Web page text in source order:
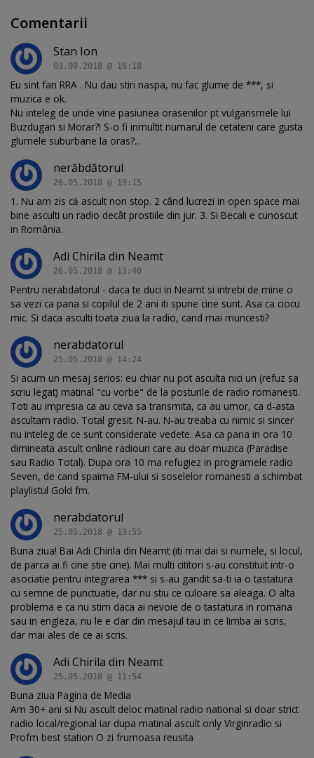
Comentarii
Stan Ion
03.09.2018 @ 16:18
Eu sint fan RRA . Nu dau stiri naspa, nu fac glume de ***, si
muzica e ok.
Nu inteleg de unde vine pasiunea orasenilor pt vulgarismele lui
Buzdugan si Morar?! S-o fi inmultit numarul de cetateni care gusta
glumele suburbane la oras?...
nerăbdătorul
26.05.2018 @ 19:15
1. Nu am zis că ascult non stop. 2 când lucrezi in open space mai
bine asculti un radio decât prostiile din jur. 3. Si Becali e cunoscut
in România.
Adi Chirila din Neamt
26.05.2018 @ 13:40
Pentru nerabdatorul - daca te duci in Neamt si intrebi de mine o
sa vezi ca pana si copilul de 2 ani iti spune cine sunt. Asa ca ciocu
mic. Si daca asculti toata ziua la radio, cand mai muncesti?
nerabdatorul
25.05.2018 @ 14:24
Si acum un mesaj serios: eu chiar nu pot asculta nici un (refuz sa
scriu legat) matinal "cu vorbe" de la posturile de radio romanesti.
Toti au impresia ca au ceva sa transmita, ca au umor, ca d-asta
ascultam radio. Total gresit. N-au. N-au treaba cu nimic si sincer
nu inteleg de ce sunt considerate vedete. Asa ca pana in ora 10
dimineata ascult online radiouri care au doar muzica (Paradise
sau Radio Total). Dupa ora 10 ma refugiez in programele radio
Seven, de cand spaima FM-ului si soselelor romanesti a schimbat
playlistul Gold fm.
nerabdatorul
25.05.2018 @ 13:55
Buna ziua! Bai Adi Chirila din Neamt (iti mai dai si numele, si locul,
de parca ai fi cine stie cine). Mai multi cititori s-au constituit intr-o
asociatie pentru integrarea *** si s-au gandit sa-ti ia o tastatura
cu semne de punctuatie, dar nu stiu ce culoare sa aleaga. O alta
problema e ca nu stim daca ai nevoie de o tastatura in romana
sau in engleza, nu le e clar din mesajul tau in ce limba ai scris,
dar mai ales de ce ai scris.
Adi Chirila din Neamt
25.05.2018 @ 11:54
Buna ziua Pagina de Media
Am 30+ ani si Nu ascult deloc matinal radio national si doar strict
radio local/regional iar dupa matinal ascult only Virginradio si
Profm best station O zi frumoasa reusita